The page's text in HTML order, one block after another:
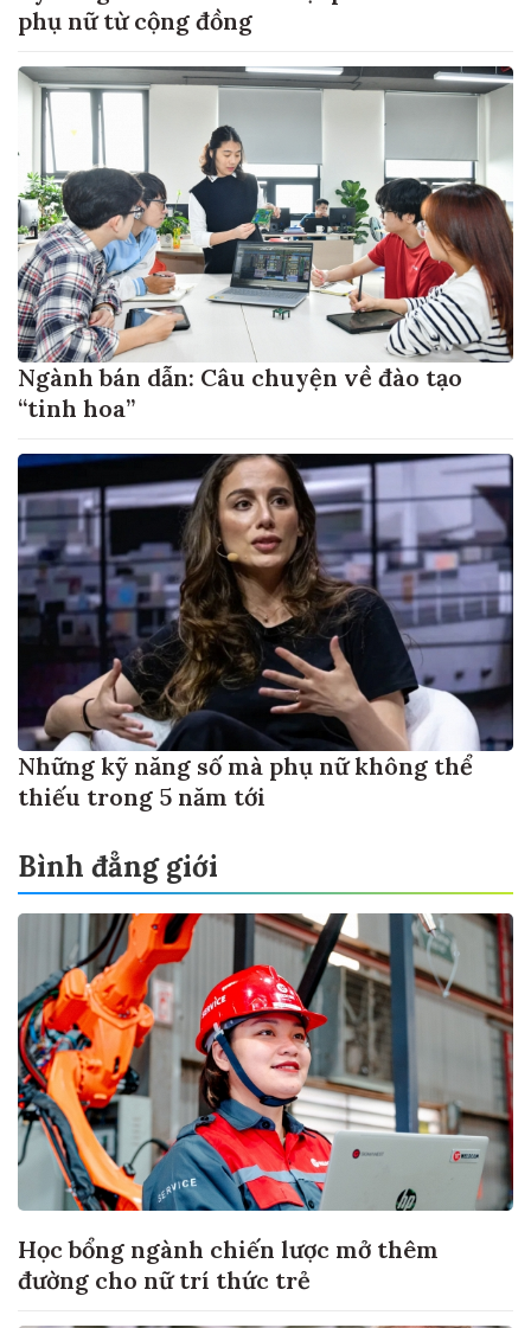
phụ nữ từ cộng đồng
Ngành bán dẫn: Câu chuyện về đào tạo
“tinh hoa”
Những kỹ năng số mà phụ nữ không thể
thiếu trong 5 năm tới
Bình đẳng giới
Học bổng ngành chiến lược mở thêm
đường cho nữ trí thức trẻ